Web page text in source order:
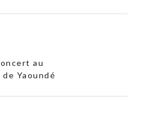
au
Yaoundé